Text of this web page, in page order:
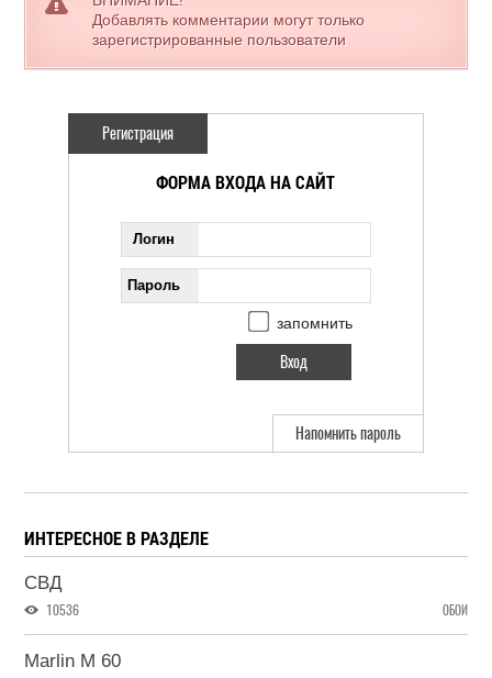
Добавлять комментарии могут только
зарегистрированные пользователи
Регистрация
ФОРМА ВХОДА НА САЙТ
Логин
Пароль
запомнить
Напомнить пароль
ИНТЕРЕСНОЕ В РАЗДЕЛЕ
СВД
10536 ОБОИ
Marlin M 60